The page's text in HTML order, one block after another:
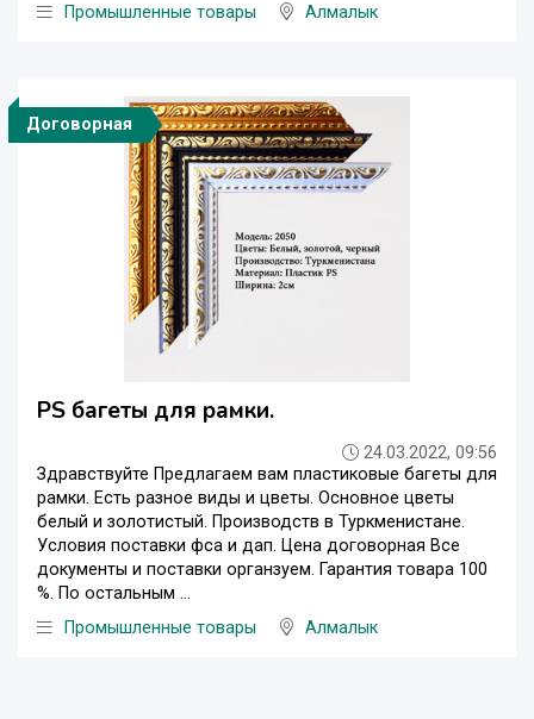
Промышленные товары
Алмалык
Договорная
PS багеты для рамки.
24.03.2022, 09:56
Здравствуйте Предлагаем вам пластиковые багеты для
рамки. Есть разное виды и цветы. Основное цветы
белый и золотистый. Производств в Туркменистане.
Условия поставки фса и дап. Цена договорная Все
документы и поставки органзуем. Гарантия товара 100
%. По остальным ...
Промышленные товары
Алмалык